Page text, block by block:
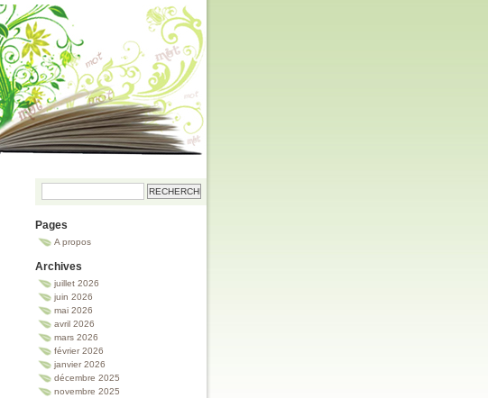
Pages
A propos
Archives
juillet 2026
juin 2026
mai 2026
avril 2026
mars 2026
février 2026
janvier 2026
décembre 2025
novembre 2025